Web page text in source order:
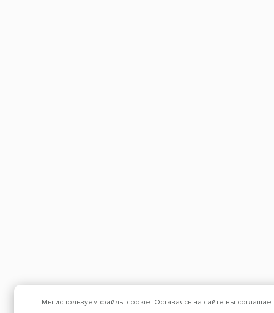
Мы используем файлы cookie. Оставаясь на сайте вы